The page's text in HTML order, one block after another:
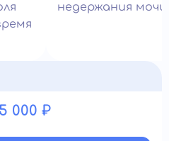
недержания мочи.
000 ₽